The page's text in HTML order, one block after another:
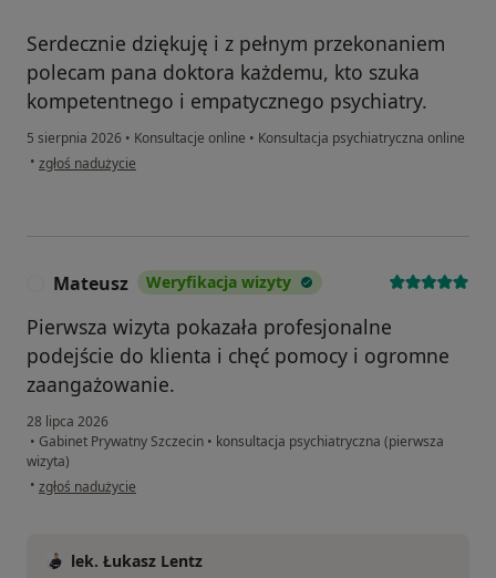
Serdecznie dziękuję i z pełnym przekonaniem
polecam pana doktora każdemu, kto szuka
kompetentnego i empatycznego psychiatry.
5 sierpnia 2026 • Konsultacje online • Konsultacja psychiatryczna online
• w opinii użytkownika Justyna
zgłoś nadużycie
Mateusz Weryfikacja wizyty
Pierwsza wizyta pokazała profesjonalne
podejście do klienta i chęć pomocy i ogromne
zaangażowanie.
28 lipca 2026
• Gabinet Prywatny Szczecin • konsultacja psychiatryczna (pierwsza
wizyta)
• w opinii użytkownika Mateusz
zgłoś nadużycie
lek. Łukasz Lentz